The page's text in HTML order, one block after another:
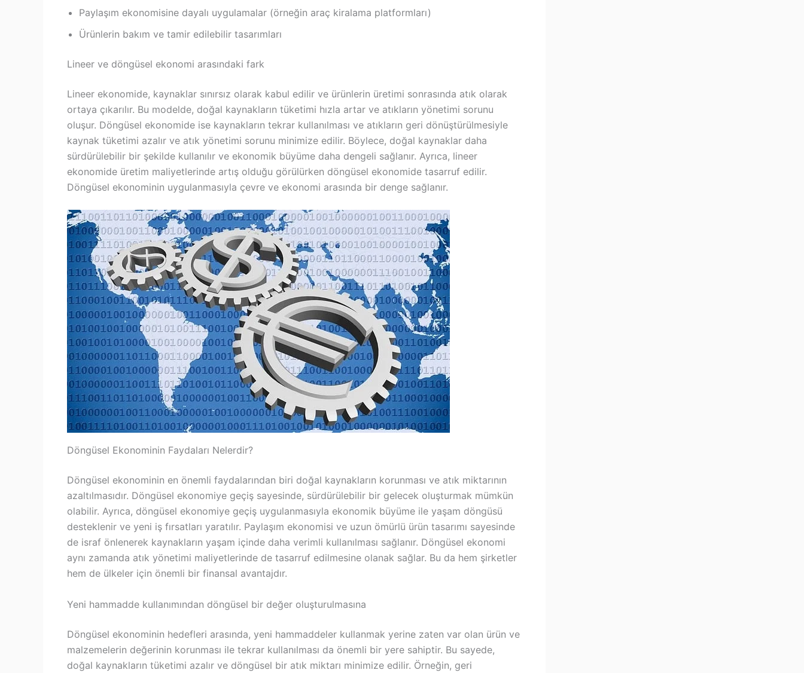
Paylaşım ekonomisine dayalı uygulamalar (örneğin araç kiralama platformları)
Ürünlerin bakım ve tamir edilebilir tasarımları
Lineer ve döngüsel ekonomi arasındaki fark
Lineer ekonomide, kaynaklar sınırsız olarak kabul edilir ve ürünlerin üretimi sonrasında atık olarak
ortaya çıkarılır. Bu modelde, doğal kaynakların tüketimi hızla artar ve atıkların yönetimi sorunu
oluşur. Döngüsel ekonomide ise kaynakların tekrar kullanılması ve atıkların geri dönüştürülmesiyle
kaynak tüketimi azalır ve atık yönetimi sorunu minimize edilir. Böylece, doğal kaynaklar daha
sürdürülebilir bir şekilde kullanılır ve ekonomik büyüme daha dengeli sağlanır. Ayrıca, lineer
ekonomide üretim maliyetlerinde artış olduğu görülürken döngüsel ekonomide tasarruf edilir.
Döngüsel ekonominin uygulanmasıyla çevre ve ekonomi arasında bir denge sağlanır.
Döngüsel Ekonominin Faydaları Nelerdir?
Döngüsel ekonominin en önemli faydalarından biri doğal kaynakların korunması ve atık miktarının
azaltılmasıdır. Döngüsel ekonomiye geçiş sayesinde, sürdürülebilir bir gelecek oluşturmak mümkün
olabilir. Ayrıca, döngüsel ekonomiye geçiş uygulanmasıyla ekonomik büyüme ile yaşam döngüsü
desteklenir ve yeni iş fırsatları yaratılır. Paylaşım ekonomisi ve uzun ömürlü ürün tasarımı sayesinde
de israf önlenerek kaynakların yaşam içinde daha verimli kullanılması sağlanır. Döngüsel ekonomi
aynı zamanda atık yönetimi maliyetlerinde de tasarruf edilmesine olanak sağlar. Bu da hem şirketler
hem de ülkeler için önemli bir finansal avantajdır.
Yeni hammadde kullanımından döngüsel bir değer oluşturulmasına
Döngüsel ekonominin hedefleri arasında, yeni hammaddeler kullanmak yerine zaten var olan ürün ve
malzemelerin değerinin korunması ile tekrar kullanılması da önemli bir yere sahiptir. Bu sayede,
doğal kaynakların tüketimi azalır ve döngüsel bir atık miktarı minimize edilir. Örneğin, geri